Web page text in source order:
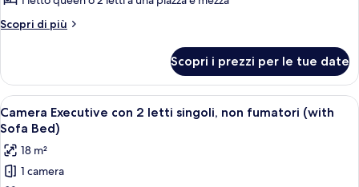
(with
City
View)
Superior,
(Room
types
cannot
be
chosen)
Scopri di più
Altri
Superior,
non
fumatori
(Room
cannot
be
chosen)
Scopri i prezzi per le tue date
Apri
tutte
le
foto
per
Una camera d'albergo con due letti,
11
Camera Executive con 2 letti singoli, non fumatori (with
Sofa Bed)
18 m²
1 camera